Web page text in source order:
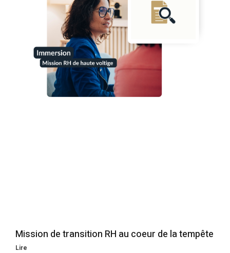
Mission de transition RH au coeur de la tempête
Lire